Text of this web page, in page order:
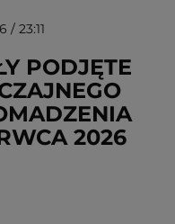
/ 23:11
PODJĘTE
2026